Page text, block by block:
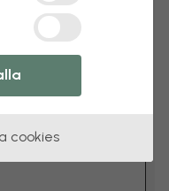
cookies